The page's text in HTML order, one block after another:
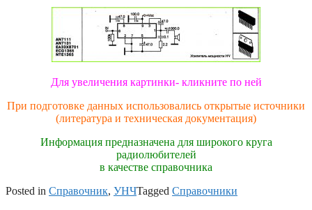
Для увеличения картинки- кликните по ней
При подготовке данных использовались открытые источники
(литература и техническая документация)
Информация предназначена для широкого круга
радиолюбителей
в качестве справочника
Posted in Справочник, УНЧTagged Справочники